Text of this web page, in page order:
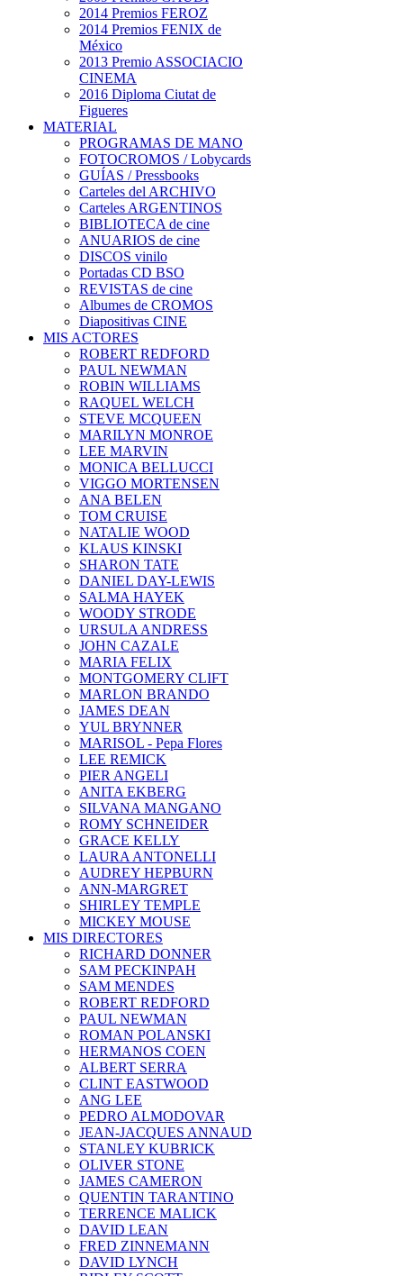
2014 Premios FEROZ
2014 Premios FENIX de
México
2013 Premio ASSOCIACIO
CINEMA
2016 Diploma Ciutat de
Figueres
MATERIAL
PROGRAMAS DE MANO
FOTOCROMOS / Lobycards
GUÍAS / Pressbooks
Carteles del ARCHIVO
Carteles ARGENTINOS
BIBLIOTECA de cine
ANUARIOS de cine
DISCOS vinilo
Portadas CD BSO
REVISTAS de cine
Albumes de CROMOS
Diapositivas CINE
MIS ACTORES
ROBERT REDFORD
PAUL NEWMAN
ROBIN WILLIAMS
RAQUEL WELCH
STEVE MCQUEEN
MARILYN MONROE
LEE MARVIN
MONICA BELLUCCI
VIGGO MORTENSEN
ANA BELEN
TOM CRUISE
NATALIE WOOD
KLAUS KINSKI
SHARON TATE
DANIEL DAY-LEWIS
SALMA HAYEK
WOODY STRODE
URSULA ANDRESS
JOHN CAZALE
MARIA FELIX
MONTGOMERY CLIFT
MARLON BRANDO
JAMES DEAN
YUL BRYNNER
MARISOL - Pepa Flores
LEE REMICK
PIER ANGELI
ANITA EKBERG
SILVANA MANGANO
ROMY SCHNEIDER
GRACE KELLY
LAURA ANTONELLI
AUDREY HEPBURN
ANN-MARGRET
SHIRLEY TEMPLE
MICKEY MOUSE
MIS DIRECTORES
RICHARD DONNER
SAM PECKINPAH
SAM MENDES
ROBERT REDFORD
PAUL NEWMAN
ROMAN POLANSKI
HERMANOS COEN
ALBERT SERRA
CLINT EASTWOOD
ANG LEE
PEDRO ALMODOVAR
JEAN-JACQUES ANNAUD
STANLEY KUBRICK
OLIVER STONE
JAMES CAMERON
QUENTIN TARANTINO
TERRENCE MALICK
DAVID LEAN
FRED ZINNEMANN
DAVID LYNCH